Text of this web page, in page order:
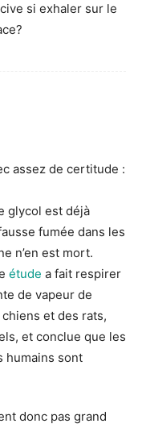
si exhaler sur le
assez de certitude :
glycol est déjà
fumée dans les
n’en est mort.
étude a fait respirer
de vapeur de
et des rats,
et conclue que les
humains sont
donc pas grand